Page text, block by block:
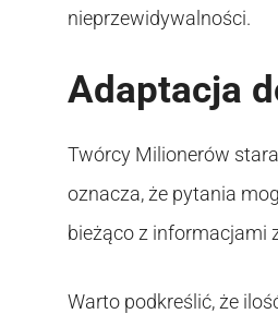
nieprzewidywalności.
Adaptacja
Twórcy Milionerów
oznacza, że pytania
bieżąco z informacjami
Warto podkreślić, że